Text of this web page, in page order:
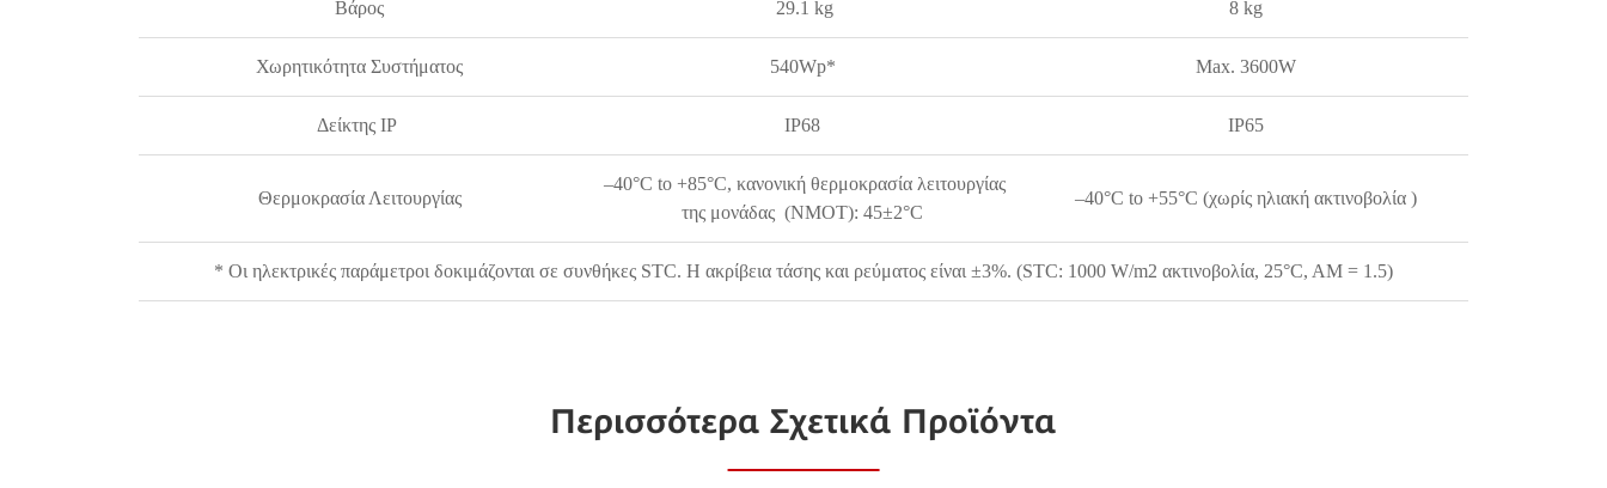
Βάρος 29.1 kg 8 kg
Χωρητικότητα Συστήματος 540Wp* Max. 3600W
Δείκτης IP IP68 IP65
Θερμοκρασία Λειτουργίας
–40°C to +85°C, κανονική θερμοκρασία λειτουργίας
της μονάδας (NMOT): 45±2°C
–40°C to +55°C (χωρίς ηλιακή ακτινοβολία )
* Οι ηλεκτρικές παράμετροι δοκιμάζονται σε συνθήκες STC. Η ακρίβεια τάσης και ρεύματος είναι ±3%. (STC: 1000 W/m2 ακτινοβολία, 25°C, AM = 1.5)
Περισσότερα Σχετικά Προϊόντα